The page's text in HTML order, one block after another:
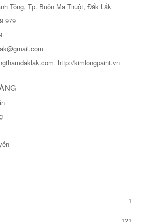
Tông, Tp. Buôn Ma Thuột, Đắk Lắk
979
http://kimlongpaint.vn
1